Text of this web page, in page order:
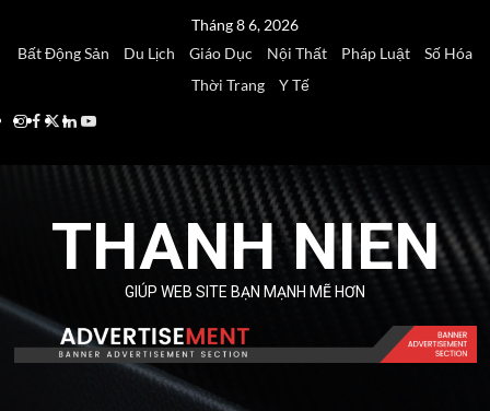
Tháng 8 6, 2026
Bất Động Sản
Du Lịch Giáo Dục Nội Thất Pháp Luật
Số Hóa
Thời Trang
Y Tế
Instagram
Facebook
Twitter
Linkedin
Youtube
THANH NIEN
GIÚP WEB SITE BẠN MẠNH MẼ HƠN